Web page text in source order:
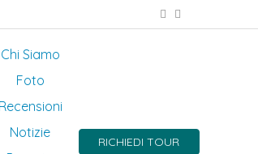
Chi Siamo
Foto
Recensioni
Notizie
RICHIEDI TOUR